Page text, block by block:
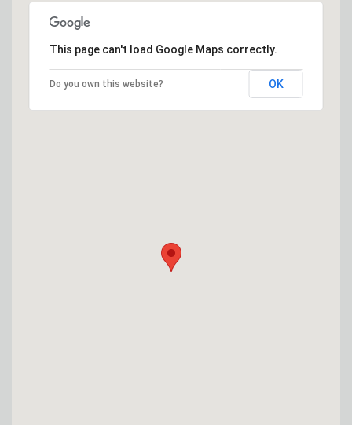
This page can't load Google Maps correctly.
Do you own this website? OK